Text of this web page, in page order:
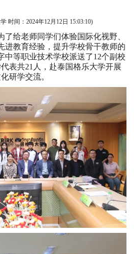
时间： 2024年12月12日 15:03:10)
了给老师同学们体验国际化视野、
进教育经验，提升学校骨干教师的
中等职业技术学校派送了12个副校
表共21人，赴泰国格乐大学开展
研学交流。